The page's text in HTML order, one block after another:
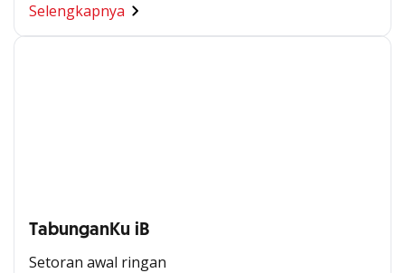
Selengkapnya
TabunganKu iB
Setoran awal ringan